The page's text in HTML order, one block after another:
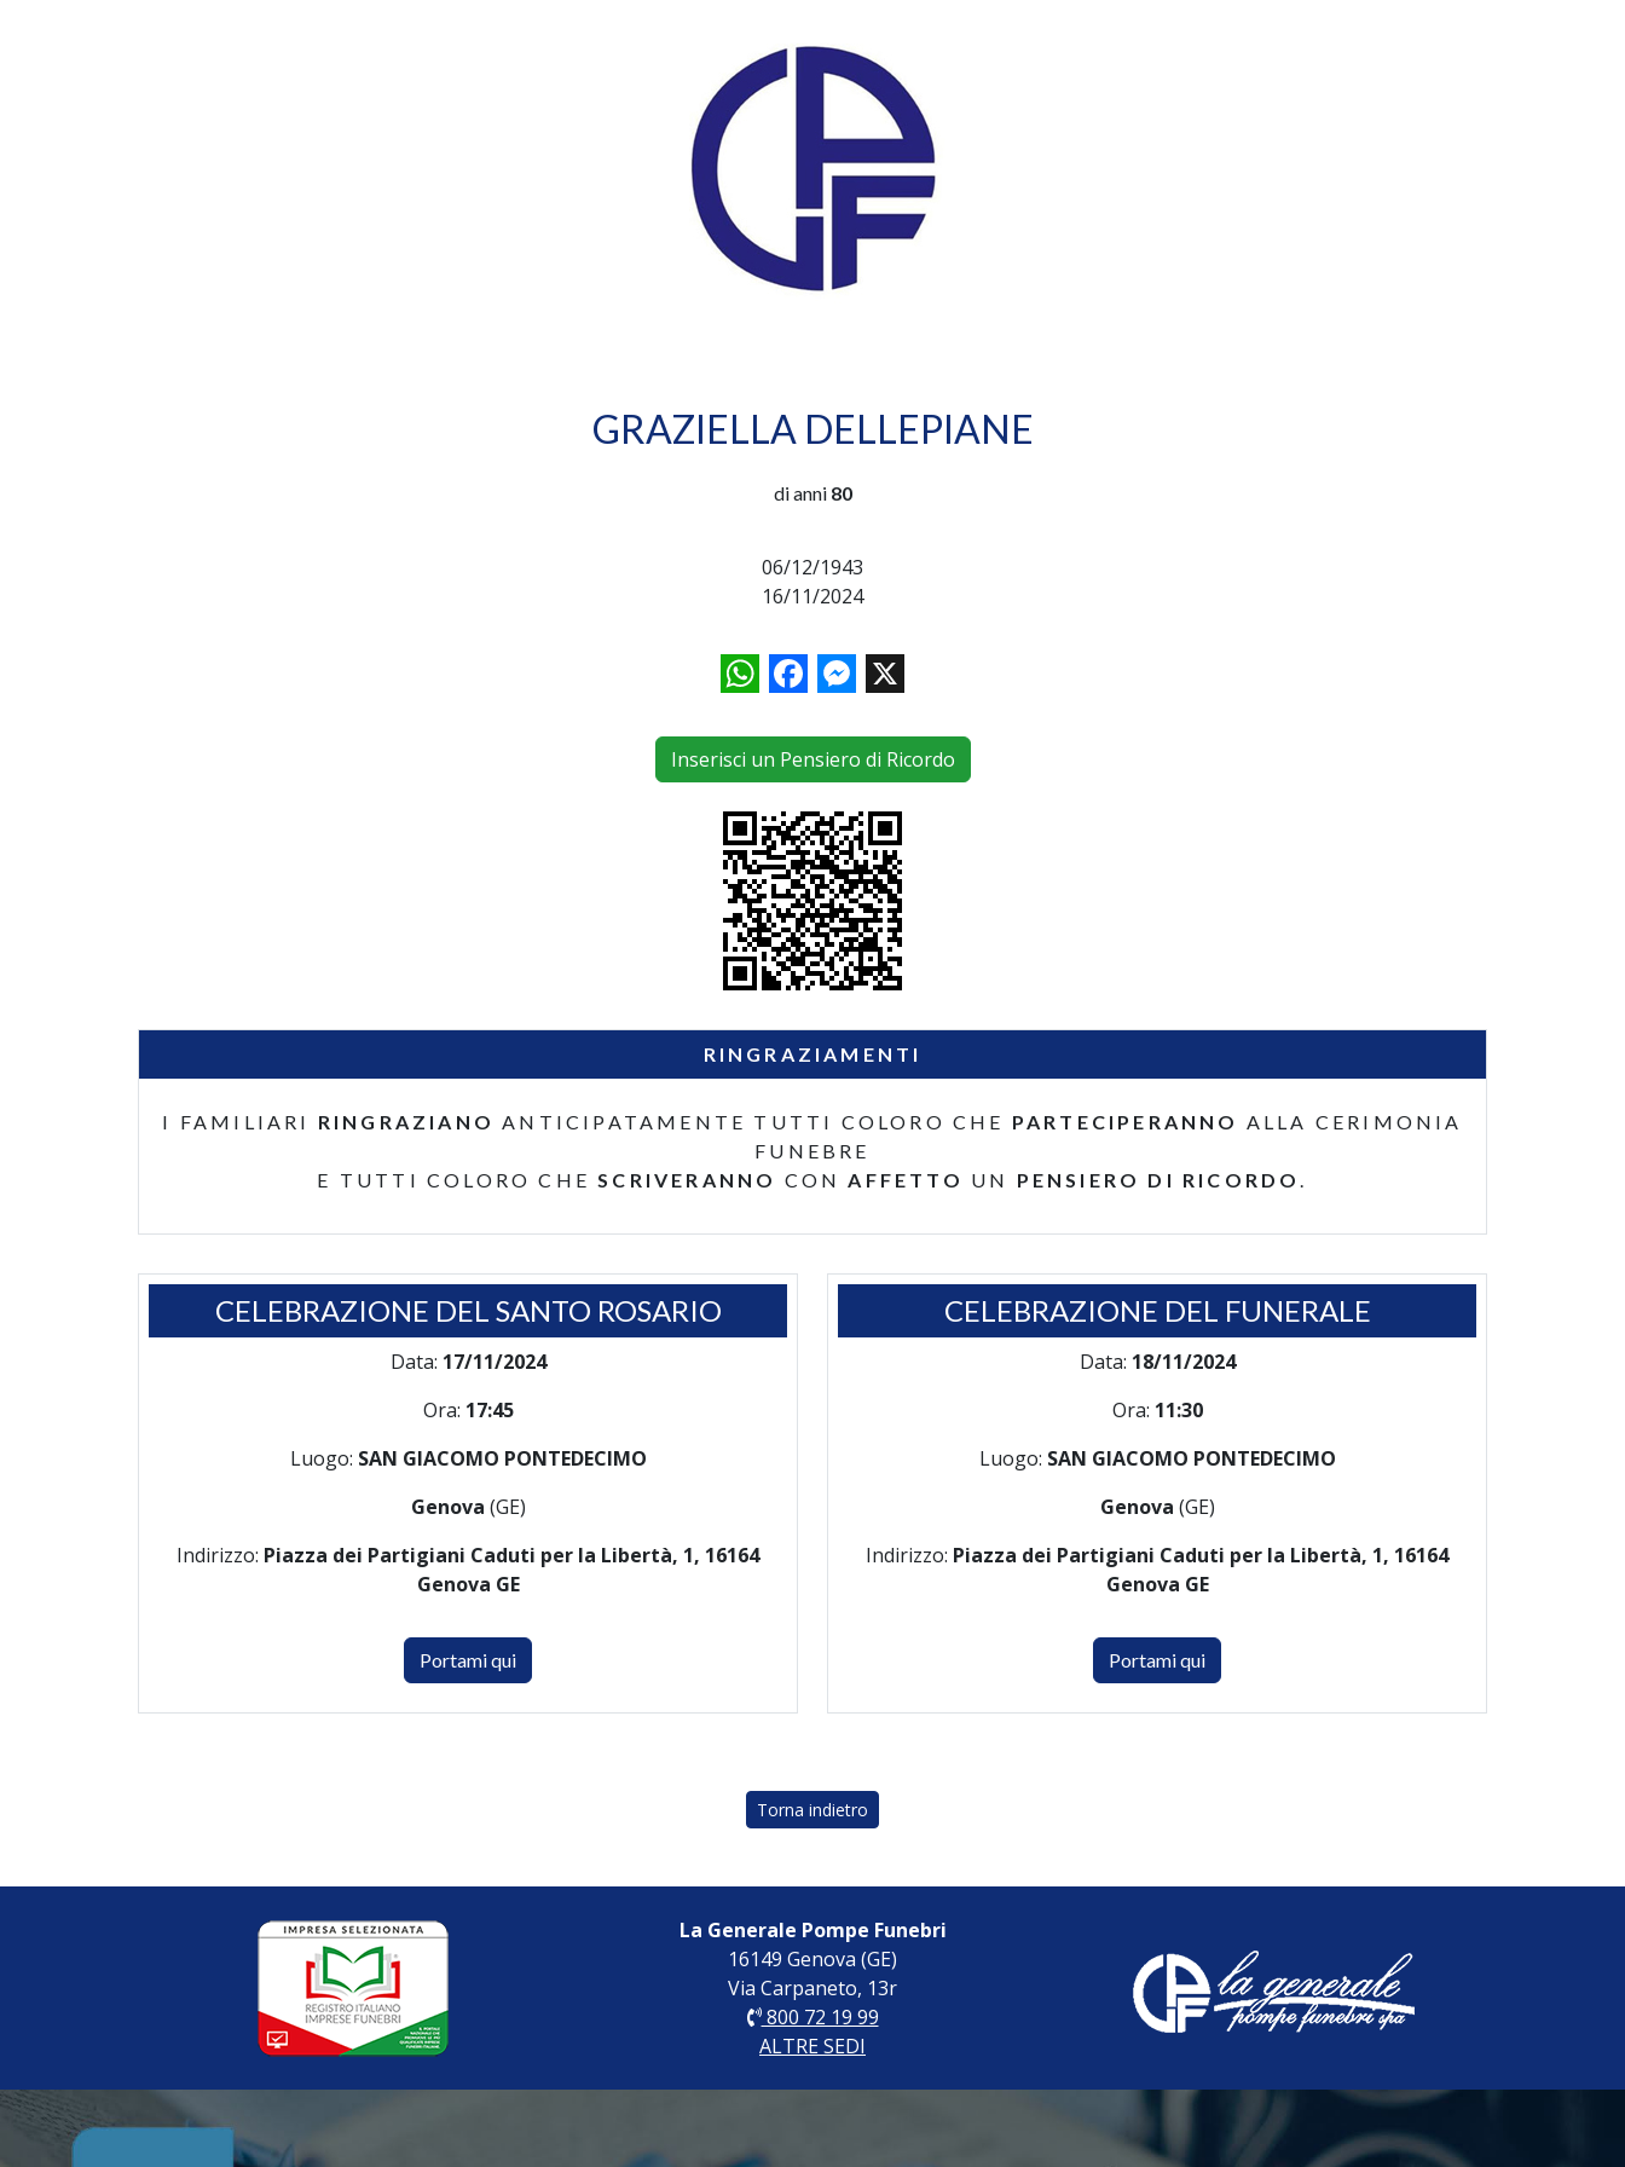
GRAZIELLA DELLEPIANE
di anni 80
06/12/1943
16/11/2024
WhatsAppFacebookMessenger
X
Inserisci un Pensiero di Ricordo
RINGRAZIAMENTI
I FAMILIARI RINGRAZIANO ANTICIPATAMENTE TUTTI COLORO CHE PARTECIPERANNO ALLA CERIMONIA
FUNEBRE
E TUTTI COLORO CHESCRIVERANNO CONAFFETTO UN PENSIERO DI RICORDO.
CELEBRAZIONE DEL SANTO ROSARIO
Data: 17/11/2024
Ora: 17:45
Luogo: SAN GIACOMO PONTEDECIMO
Genova (GE)
Indirizzo: Piazza dei Partigiani Caduti per la Libertà, 1, 16164
Genova GE
Portami qui
CELEBRAZIONE DEL FUNERALE
Data: 18/11/2024
Ora: 11:30
Luogo: SAN GIACOMO PONTEDECIMO
Genova (GE)
Indirizzo: Piazza dei Partigiani Caduti per la Libertà, 1, 16164
Genova GE
Portami qui
Torna indietro
La Generale Pompe Funebri
16149 Genova (GE)
Via Carpaneto, 13r
800 72 19 99
ALTRE SEDI